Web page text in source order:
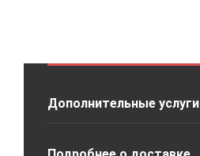
Дополнительные услуги